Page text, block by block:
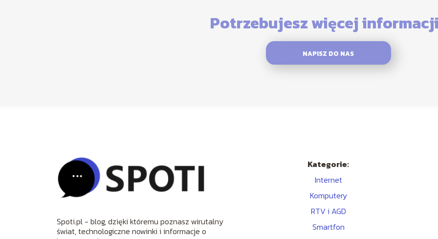
Potrzebujesz więcej
NAPISZ DO NAS
Spoti.pl - blog, dzięki któremu poznasz wirutalny
świat, technologiczne nowinki i informacje o
Kategorie:
Internet
Komputery
RTV i AGD
Smartfon